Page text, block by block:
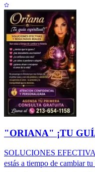
"ORIANA" ¡TU
SOLUCIONES
estás a tiempo de cambiar